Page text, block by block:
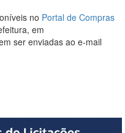
no Portal de Compras
em
ser enviadas ao e-mail